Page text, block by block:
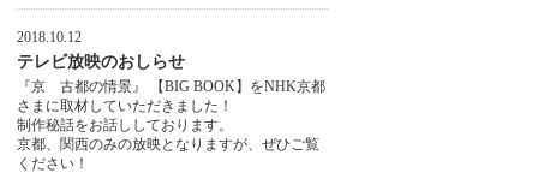
2018.10.12
テレビ放映のおしらせ
『京 古都の情景』 【BIG BOOK】をNHK京都
さまに取材していただきました！
制作秘話をお話ししております。
京都、関西のみの放映となりますが、ぜひご覧
ください！